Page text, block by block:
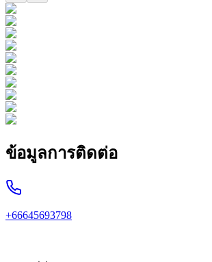
ข้อมูลการติดต่อ
+66645693798